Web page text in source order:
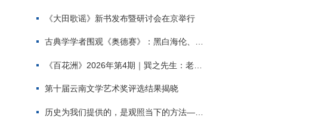
《大田歌谣》新书发布暨研讨会在京举行
古典学学者围观《奥德赛》：黑白海伦、佩涅罗佩的别针与神秘入侵者
《百花洲》2026年第4期｜巽之先生：老兵朱向前侧记三题
第十届云南文学艺术奖评选结果揭晓
历史为我们提供的，是观照当下的方法——历史题材非虚构写作多人谈